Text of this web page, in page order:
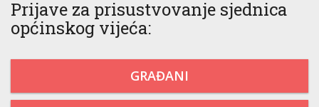
Prijave za prisustvovanje sjednica
općinskog vijeća:
GRAĐANI